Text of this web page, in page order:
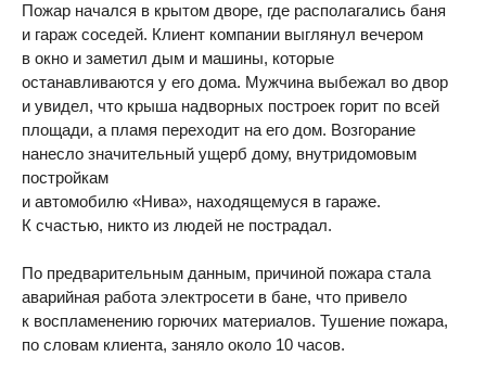
Пожар начался в крытом дворе, где располагались баня
и гараж соседей. Клиент компании выглянул вечером
в окно и заметил дым и машины, которые
останавливаются у его дома. Мужчина выбежал во двор
и увидел, что крыша надворных построек горит по всей
площади, а пламя переходит на его дом. Возгорание
нанесло значительный ущерб дому, внутридомовым
постройкам
и автомобилю «Нива», находящемуся в гараже.
К счастью, никто из людей не пострадал.
По предварительным данным, причиной пожара стала
аварийная работа электросети в бане, что привело
к воспламенению горючих материалов. Тушение пожара,
по словам клиента, заняло около 10 часов.